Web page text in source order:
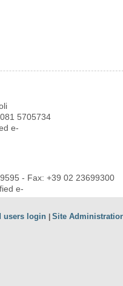
5705734
e-
- Fax: +39 02 23699300
e-
users login Site